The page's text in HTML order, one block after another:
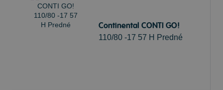
Continental CONTI GO!
110/80 -17 57 H Predné